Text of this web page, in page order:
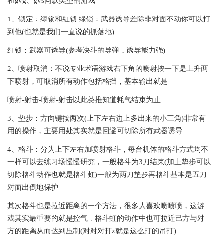
1、锁定：绿锁和红锁 绿锁：武器诱导差除非对面不动你可以打
到他(也就是我们一直说的抓落地)
红锁：武器可诱导(参考决斗的导弹，诱导能力强)
2、喷射取消：不说专业术语游戏右下角的喷射按一下是上升两
下喷射，可取消所有动作包括格挡，基本输出就是
喷射-射击-喷射-射击以此类推知道耗气结束为止
3、垫步：方向键按两次(上下左右边上多出来的小三角)非常有
用的操作，主要用处其实就是回避可切除所有武器诱导
4、格斗：分为上下左右加喷射格斗，每台机体的格斗方式均不
一样可以去练习场慢慢研究，一般格斗为3刀结束(加上垫步可以
切除格斗动作也就是格斗虹)一般为两刀垫步再格斗基本是五刀
对面出倒地保护
其次格斗也是拉近距离的一个方法，很多人喜欢喷喷喷，这游
戏其实最重要的就是控气，格斗虹的动作中也可拉近己方与对
方的距离从而达到压制(对对对打z就是这么打的吊打)